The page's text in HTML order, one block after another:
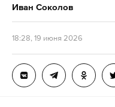
Иван Соколов
18:28, 19 июня 2026